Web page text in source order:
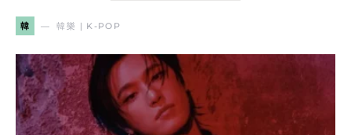
韓 韓樂 | K-POP